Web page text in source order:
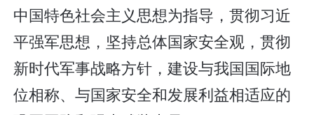
中国特色社会主义思想为指导，贯彻习近
平强军思想，坚持总体国家安全观，贯彻
新时代军事战略方针，建设与我国国际地
位相称、与国家安全和发展利益相适应的